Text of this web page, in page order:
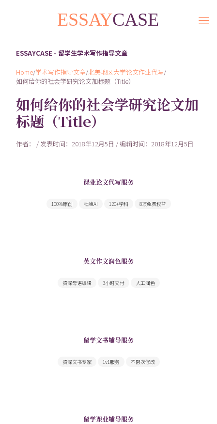
ESSAYCASE - 留学生学术写作指导文章
Home/学术写作指导文章/北美地区大学论文作业代写/
如何给你的社会学研究论文加标题（Title）
如何给你的社会学研究论文加
标题（Title）
作者： / 发表时间：2018年12月5日 / 编辑时间：2018年12月5日
课业论文代写服务
100%原创 杜绝AI 120+学科 8项免费权益
英文作文润色服务
资深母语编辑 3小时交付 人工润色
留学文书辅导服务
资深文书专家 1v1服务 不限次修改
留学课业辅导服务